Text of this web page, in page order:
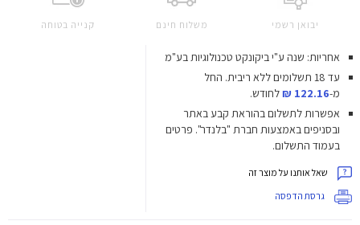
יבואן רשמי משלוח חינם קנייה בטוחה
אחריות: שנה ע"י ביקונקט טכנולוגיות בע"מ
עד 18 תשלומים ללא ריבית.
החל
מ-122.16 ₪
לחודש.
אפשרות לתשלום בהוראת קבע באתר
ובסניפים באמצעות חברת "בלנדר". פרטים
בעמוד התשלום.
שאל אותנו על מוצר זה
גרסת הדפסה